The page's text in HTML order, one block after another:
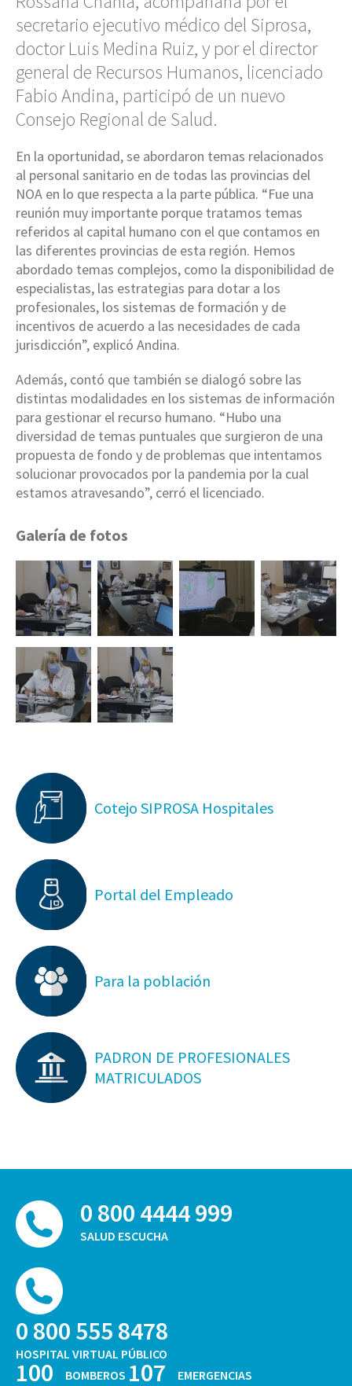
secretario ejecutivo médico del Siprosa,
doctor Luis Medina Ruiz, y por el director
general de Recursos Humanos, licenciado
Fabio Andina, participó de un nuevo
Consejo Regional de Salud.
En la oportunidad, se abordaron temas relacionados
al personal sanitario en de todas las provincias del
NOA en lo que respecta a la parte pública. “Fue una
reunión muy importante porque tratamos temas
referidos al capital humano con el que contamos en
las diferentes provincias de esta región. Hemos
abordado temas complejos, como la disponibilidad de
especialistas, las estrategias para dotar a los
profesionales, los sistemas de formación y de
incentivos de acuerdo a las necesidades de cada
jurisdicción”, explicó Andina.
Además, contó que también se dialogó sobre las
distintas modalidades en los sistemas de información
para gestionar el recurso humano. “Hubo una
diversidad de temas puntuales que surgieron de una
propuesta de fondo y de problemas que intentamos
solucionar provocados por la pandemia por la cual
estamos atravesando”, cerró el licenciado.
Galería de fotos
Cotejo SIPROSA Hospitales
Portal del Empleado
Para la población
PADRON DE PROFESIONALES
MATRICULADOS
0 800 4444 999
SALUD ESCUCHA
0 800 555 8478
HOSPITAL VIRTUAL PÚBLICO
100 BOMBEROS 107 EMERGENCIAS